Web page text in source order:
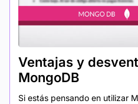
Ventajas y
MongoDB
Si estás pensando en utilizar